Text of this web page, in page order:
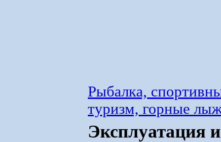
Рыбалка,
туризм, горные
Эксплуатация